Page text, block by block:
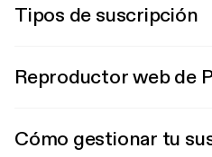
Tipos de suscripción
Reproductor web de
Cómo gestionar tu